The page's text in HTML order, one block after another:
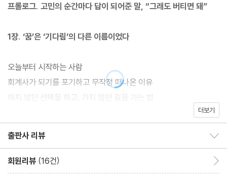
14년 차 아나운서 강지영의 첫 번째 에세이
최근 예능부터 뉴스까지 활발한 활동을 펼치며, 자신감 있고 당당한
었다. 안정된 회계사의 길을 뒤로하고 우연히 참가한 아나운서 오디
션 프로그램을 통해 방송사에 입사했지만, 현실은 기대와 달랐다. 경
험이 없어서, 기본기가 약해서 “아나운서만은 안 된다” “뉴스는 못
할 거다”라는 평가가 이어졌고, 어떤 프로그램에서도 선택받지 못해
홀로 아나운서실을 지킨 날도 많았다. 그러나 내 인생을 책임져야 하
입사 12년 만에 꿈에 그리던 뉴스 앵커가 되었다.
프롤로그. 고민의 순간마다 답이 되어준 말, “그래도 버티면 돼”
1장. ‘꿈’은 ‘기다림’의 다른 이름이었다
오늘부터 시작하는 사람
회계사가 되기를 포기하고 무작정 떠나온 이유
하지 않던 선택을 하고, 가지 않던 길을 가는 법
안 될 이유를 먼저 찾게 된다면
버텨낼 용기
한 번은 기회가 온다
더보기
출판사 리뷰
회원리뷰 (16건)